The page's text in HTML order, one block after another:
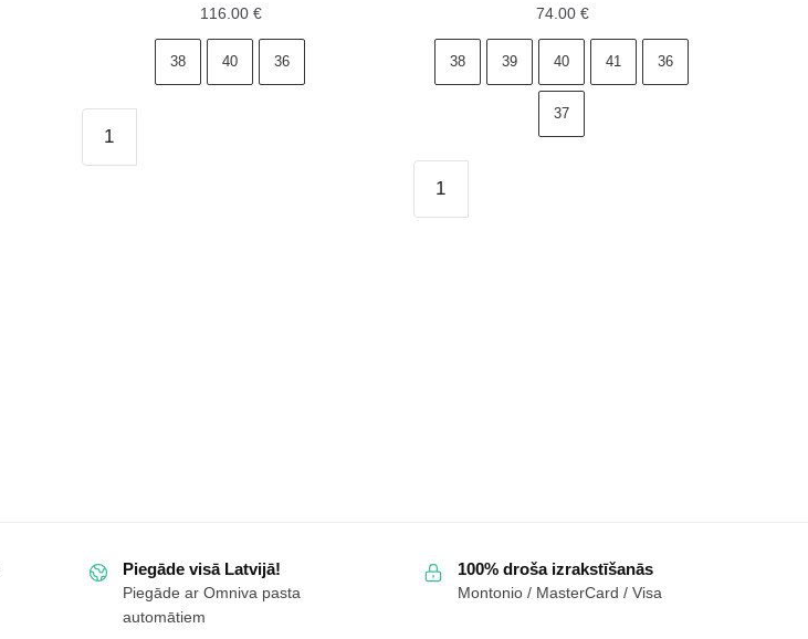
116.00 €
38 40 36
augstie
74.00 €
38 39 40 41 36
37
zamšādas
Piegāde visā Latvijā!
Piegāde ar Omniva pasta
automātiem
100% droša izrakstīšanās
Montonio / MasterCard / Visa